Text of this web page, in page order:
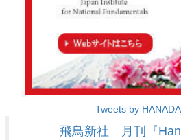
Tweets by
飛鳥新社 月刊『